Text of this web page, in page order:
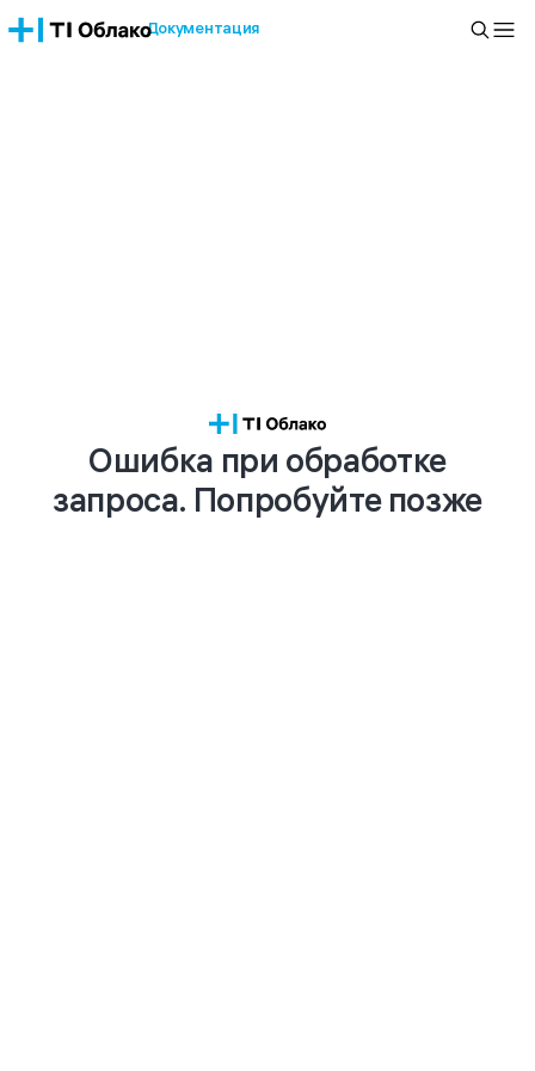
Документация
Ошибка при обработке
запроса. Попробуйте позже